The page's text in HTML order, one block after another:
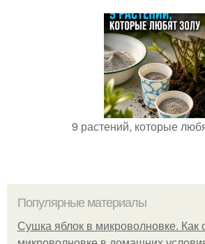
9 растений, которые
Популярные материалы
Сушка яблок в микроволновке. Как